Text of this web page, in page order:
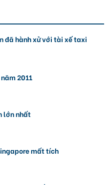
đã hành xử với tài xế taxi
2011
lớn nhất
mất tích